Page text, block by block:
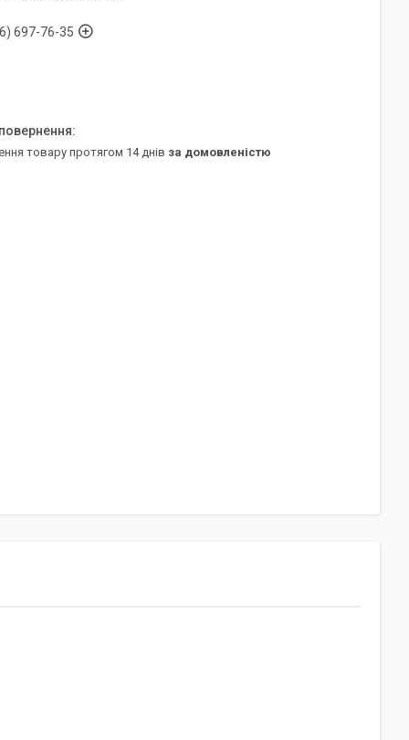
697-76-35
товару протягом 14 днів за домовленістю